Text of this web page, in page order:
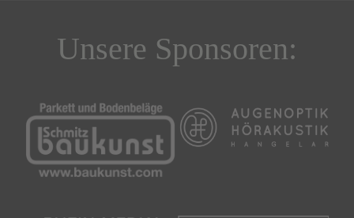
Unsere Sponsoren: